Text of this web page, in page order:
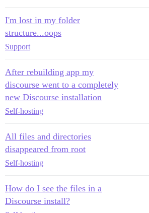
I'm lost in my folder
structure...oops
Support
After rebuilding app my
discourse went to a completely
new Discourse installation
Self-hosting
All files and directories
disappeared from root
Self-hosting
How do I see the files in a
Discourse install?